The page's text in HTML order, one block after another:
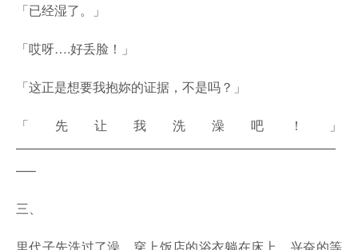
「已经湿了。」
「哎呀….好丢脸！」
「这正是想要我抱妳的证据，不是吗？」
「先让我洗澡吧！」
—————————————————————————
—–
三、